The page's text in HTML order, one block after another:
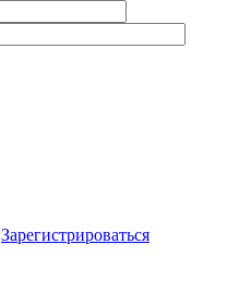
Зарегистрироваться